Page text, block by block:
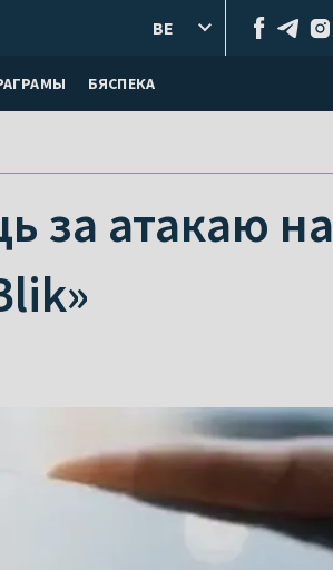
БЯСПЕКА
BE
за атакаю на